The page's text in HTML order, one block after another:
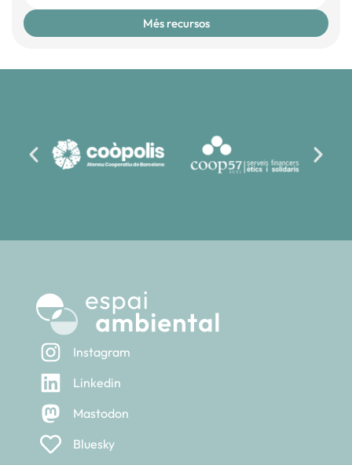
Més recursos
Instagram
Linkedin
Mastodon
Bluesky